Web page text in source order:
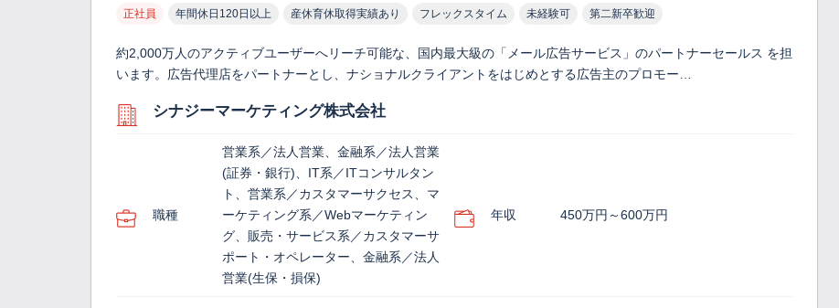
正社員 年間休日120日以上 産休育休取得実績あり フレックスタイム 未経験可 第二新卒歓迎
約2,000万人のアクティブユーザーへリーチ可能な、国内最大級の「メール広告サービス」のパートナーセールス を担
います。広告代理店をパートナーとし、ナショナルクライアントをはじめとする広告主のプロモー…
シナジーマーケティング株式会社
職種
営業系／法人営業、金融系／法人営業
(証券・銀行)、IT系／ITコンサルタン
ト、営業系／カスタマーサクセス、マ
ーケティング系／Webマーケティン
グ、販売・サービス系／カスタマーサ
ポート・オペレーター、金融系／法人
営業(生保・損保)
年収 450万円～600万円